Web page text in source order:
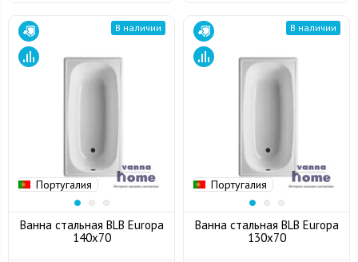
Португалия
В наличии
Ванна стальная BLB Europa
140x70
Португалия
В наличии
Ванна стальная BLB Europa
130x70